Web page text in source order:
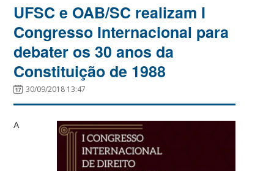
UFSC e OAB/SC realizam I
Congresso Internacional para
debater os 30 anos da
Constituição de 1988
30/09/2018 13:47
A